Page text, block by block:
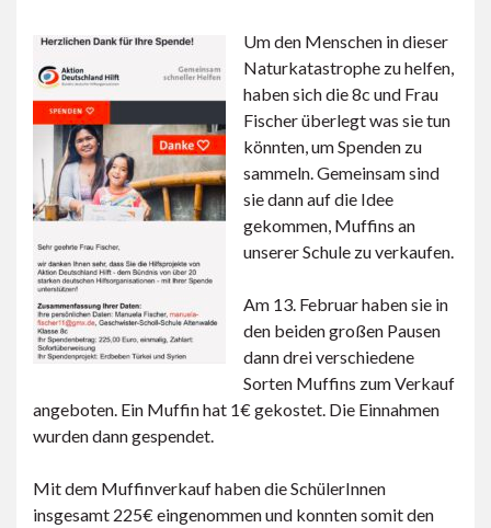
Um den Menschen in dieser
Naturkatastrophe zu helfen,
haben sich die 8c und Frau
Fischer überlegt was sie tun
könnten, um Spenden zu
sammeln. Gemeinsam sind
sie dann auf die Idee
gekommen, Muffins an
unserer Schule zu verkaufen.
Am 13. Februar haben sie in
den beiden großen Pausen
dann drei verschiedene
Sorten Muffins zum Verkauf
angeboten. Ein Muffin hat 1€ gekostet. Die Einnahmen
wurden dann gespendet.
Mit dem Muffinverkauf haben die SchülerInnen
insgesamt 225€ eingenommen und konnten somit den